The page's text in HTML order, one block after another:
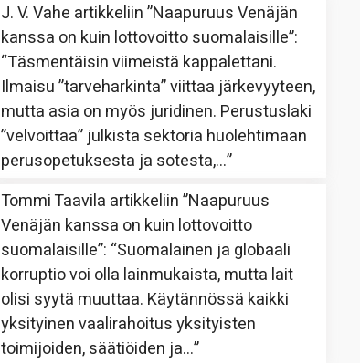
J. V. Vahe artikkeliin”Naapuruus Venäjän
kanssa on kuin lottovoitto suomalaisille”:
“Täsmentäisin viimeistä kappalettani.
Ilmaisu ”tarveharkinta” viittaa järkevyyteen,
mutta asia on myös juridinen. Perustuslaki
”velvoittaa” julkista sektoria huolehtimaan
perusopetuksesta ja sotesta,…”
Tommi Taavila artikkeliin”Naapuruus
Venäjän kanssa on kuin lottovoitto
suomalaisille”: “Suomalainen ja globaali
korruptio voi olla lainmukaista, mutta lait
olisi syytä muuttaa. Käytännössä kaikki
yksityinen vaalirahoitus yksityisten
toimijoiden, säätiöiden ja…”